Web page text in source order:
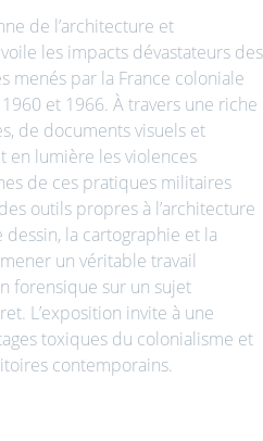
de l’architecture et
les impacts dévastateurs des
menés par la France coloniale
et 1966. À travers une riche
de documents visuels et
en lumière les violences
de ces pratiques militaires
outils propres à l’architecture
la cartographie et la
un véritable travail
forensique sur un sujet
L’exposition invite à une
toxiques du colonialisme et
contemporains.